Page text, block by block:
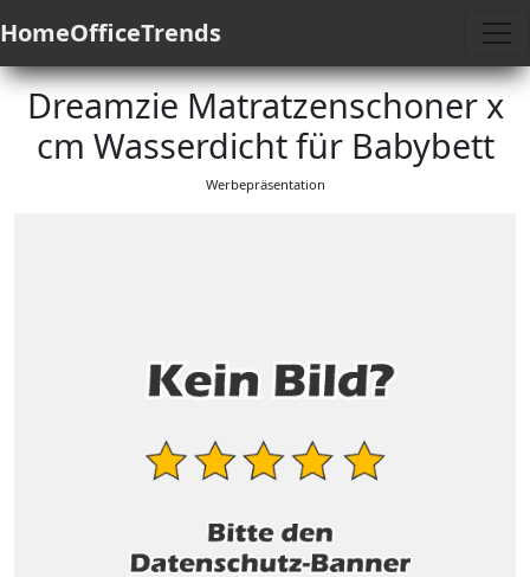
HomeOfficeTrends
Dreamzie Matratzenschoner x
cm Wasserdicht für Babybett
Werbepräsentation